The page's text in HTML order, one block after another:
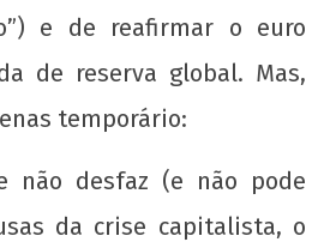
Universidade Popular e pelo
e de reafirmar o euro
de reserva global. Mas,
temporário:
não desfaz (e não pode
da crise capitalista, o